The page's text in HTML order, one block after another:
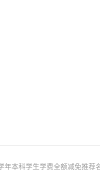
年本科学生学费全额减免推荐